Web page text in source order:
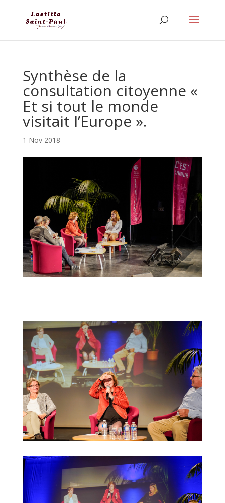
Synthèse de la
consultation citoyenne «
Et si tout le monde
visitait l’Europe ».
1 Nov 2018